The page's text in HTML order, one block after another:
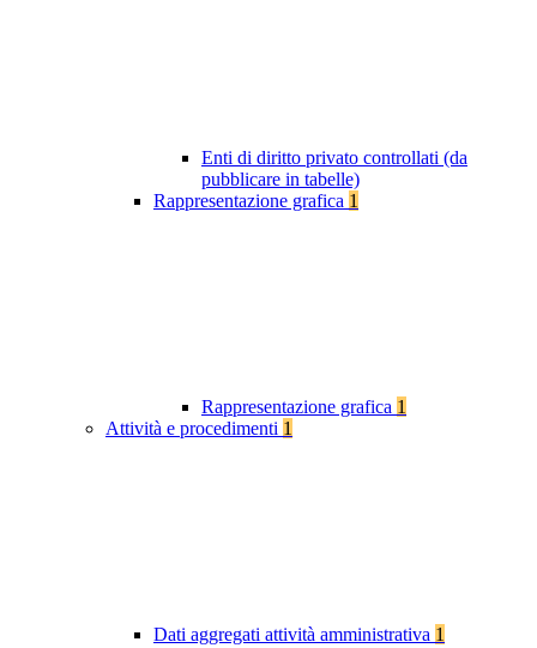
Enti di diritto privato controllati (da
pubblicare in tabelle)
Rappresentazione grafica 1
Rappresentazione grafica 1
Attività e procedimenti 1
Dati aggregati attività amministrativa 1